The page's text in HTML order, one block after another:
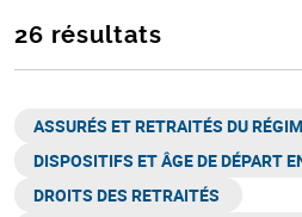
26 résultats
ASSURÉS ET RETRAITÉS DU
DISPOSITIFS ET ÂGE DE DÉPART
DROITS DES RETRAITÉS ​